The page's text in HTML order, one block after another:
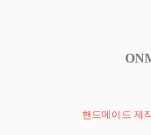
핸드메이드 제